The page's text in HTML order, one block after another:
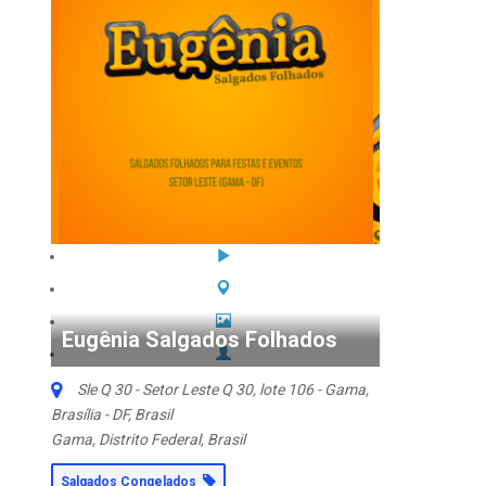
Eugênia Salgados Folhados
Sle Q 30 - Setor Leste Q 30, lote 106 - Gama,
Brasília - DF, Brasil
Gama, Distrito Federal, Brasil
Salgados Congelados